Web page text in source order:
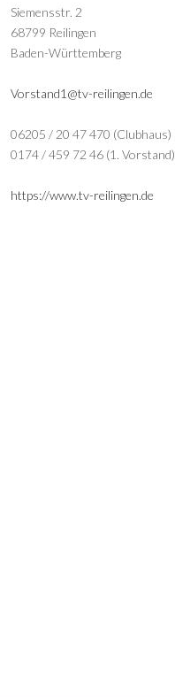
Siemensstr. 2
68799 Reilingen
Baden-Württemberg
Vorstand1@tv-reilingen.de
06205 / 20 47 470 (Clubhaus)
0174 / 459 72 46 (1. Vorstand)
https://www.tv-reilingen.de